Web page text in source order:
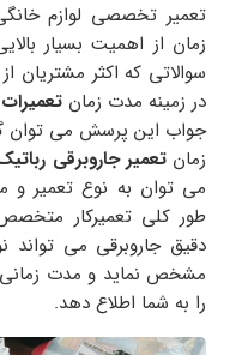
تعمیر تخصصی لوازم
زمان از اهمیت بسیار
سوالاتی که اکثر مشتریان
در زمینه مدت زمان
جواب این پرسش می توان
زمانتعمیر جاروبرقی
می توان به نوع تعمیر و
طور کلی تعمیرکار
دقیق جاروبرقی می
مشخص نماید و مدت زمانی
را به شما اطلاع دهد.